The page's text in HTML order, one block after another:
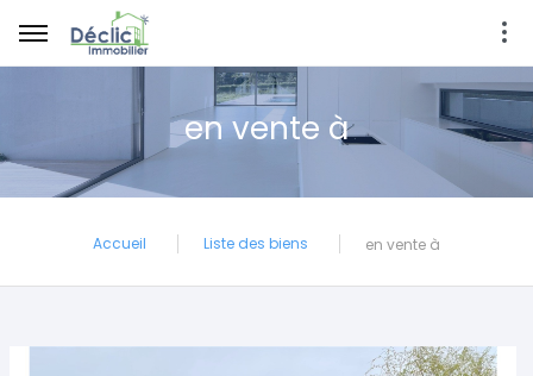
en vente à
Accueil Liste des biens en vente à